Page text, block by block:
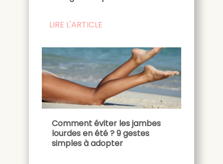
LIRE L'ARTICLE
Comment éviter les jambes
lourdes en été ? 9 gestes
simples à adopter